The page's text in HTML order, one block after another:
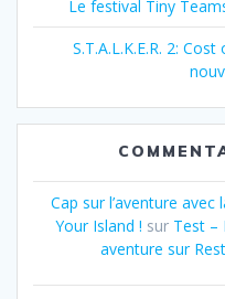
Le festival Tiny
S.T.A.L.K.E.R. 2:
Cap sur l’aventure
Your Island ! sur Test –
aventure sur